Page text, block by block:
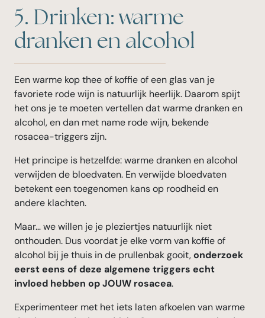
5. Drinken: warme
dranken en alcohol
Een warme kop thee of koffie of een glas van je
favoriete rode wijn is natuurlijk heerlijk. Daarom spijt
het ons je te moeten vertellen dat warme dranken en
alcohol, en dan met name rode wijn, bekende
rosacea-triggers zijn.
Het principe is hetzelfde: warme dranken en alcohol
verwijden de bloedvaten. En verwijde bloedvaten
betekent een toegenomen kans op roodheid en
andere klachten.
Maar… we willen je je pleziertjes natuurlijk niet
onthouden. Dus voordat je elke vorm van koffie of
alcohol bij je thuis in de prullenbak gooit,onderzoek
eerst eens of deze algemene triggers echt
invloed hebben op JOUW rosacea.
Experimenteer met het iets laten afkoelen van warme